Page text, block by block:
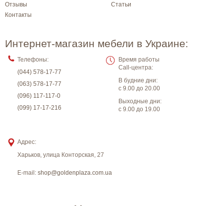
Отзывы
Статьи
Контакты
Интернет-магазин мебели в Украине:
Телефоны:
(044) 578-17-77
(063) 578-17-77
(096) 117-117-0
(099) 17-17-216
Время работы
Call-центра:
В будние дни:
с 9.00 до 20.00
Выходные дни:
с 9.00 до 19.00
Адрес:
Харьков, улица Конторская, 27
E-mail: shop@goldenplaza.com.ua